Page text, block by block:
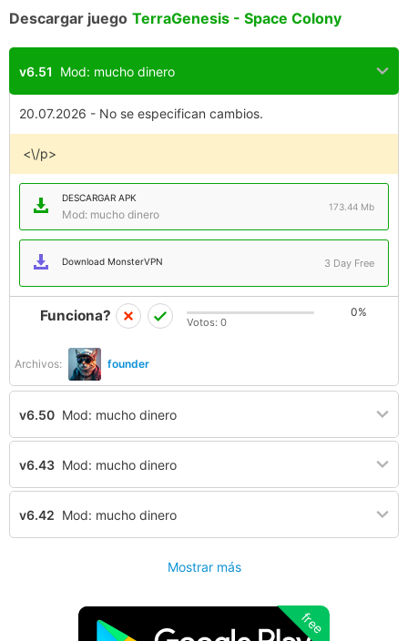
Descargar juego TerraGenesis - Space Colony
v6.51 Mod: mucho dinero
20.07.2026 - No se especifican cambios.
<\/p>
DESCARGAR APK
Mod: mucho dinero
173.44 Mb
Download MonsterVPN 3 Day Free
Archivos: founder
Funciona? 0%
Votos: 0
v6.50 Mod: mucho dinero
v6.43 Mod: mucho dinero
v6.42 Mod: mucho dinero
Mostrar más
free